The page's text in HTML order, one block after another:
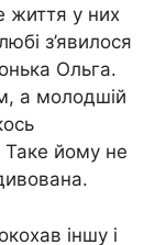
життя у них
з’явилося
Ольга.
а молодшій
Таке йому не
іншу і